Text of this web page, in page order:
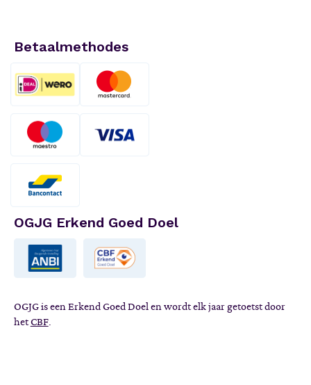
Betaalmethodes
OGJG Erkend Goed Doel
OGJG is een Erkend Goed Doel en wordt elk jaar getoetst door
hetCBF.